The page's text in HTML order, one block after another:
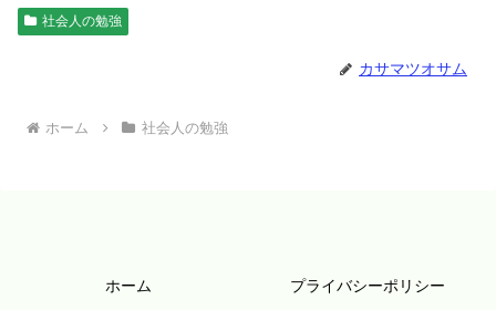
社会人の勉強
カサマツオサム
ホーム 社会人の勉強
ホーム
プライバシーポリシー